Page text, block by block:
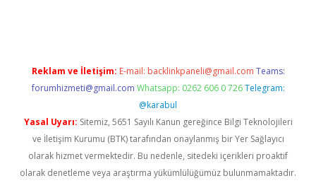
Reklam ve İletişim: E-mail: backlinkpaneli@gmail.com Teams:
forumhizmeti@gmail.com Whatsapp: 0262 606 0 726 Telegram:
@karabul
Yasal Uyarı: Sitemiz, 5651 Sayılı Kanun gereğince Bilgi Teknolojileri
ve İletişim Kurumu (BTK) tarafından onaylanmış bir Yer Sağlayıcı
olarak hizmet vermektedir. Bu nedenle, sitedeki içerikleri proaktif
olarak denetleme veya araştırma yükümlülüğümüz bulunmamaktadır.